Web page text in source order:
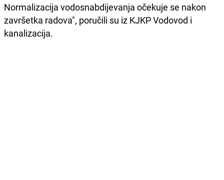
Normalizacija vodosnabdijevanja očekuje se nakon
završetka radova", poručili su iz KJKP Vodovod i
kanalizacija.